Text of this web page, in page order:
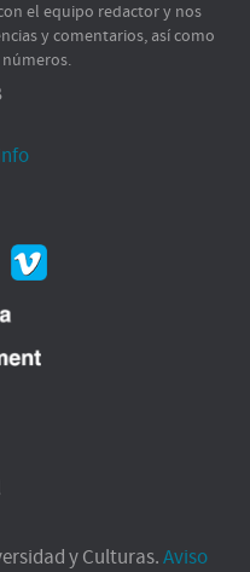
el equipo redactor y nos
y comentarios, así como
y Culturas.Aviso